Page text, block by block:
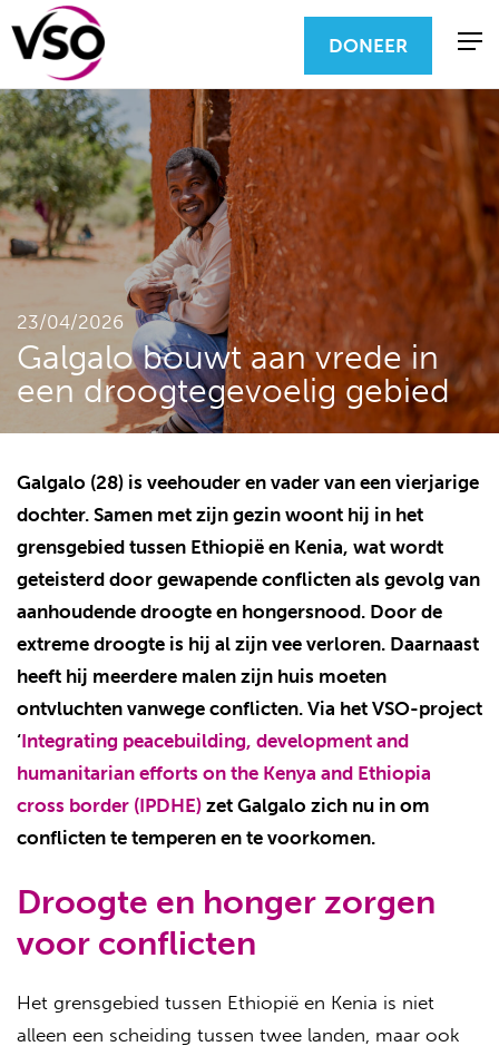
DONEER
23/04/2026
Galgalo bouwt aan vrede in
een droogtegevoelig gebied
Galgalo (28) is veehouder en vader van een vierjarige
dochter. Samen met zijn gezin woont hij in het
grensgebied tussen Ethiopië en Kenia, wat wordt
geteisterd door gewapende conflicten als gevolg van
aanhoudende droogte en hongersnood. Door de
extreme droogte is hij al zijn vee verloren. Daarnaast
heeft hij meerdere malen zijn huis moeten
ontvluchten vanwege conflicten.Via het VSO-project
‘Integrating peacebuilding, development and
humanitarian efforts on the Kenya and Ethiopia
cross border (IPDHE) zet Galgalo zich nu in om
conflicten te temperen en te voorkomen.
Droogte en honger zorgen
voor conflicten
Het grensgebied tussen Ethiopië en Kenia is niet
alleen een scheiding tussen twee landen, maar ook